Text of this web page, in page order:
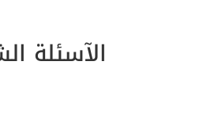
الآسئلة